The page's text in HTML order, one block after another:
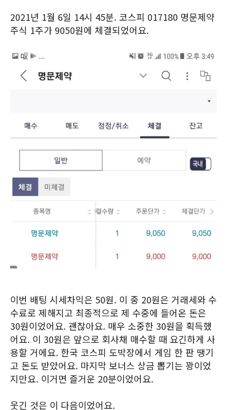
2021년 1월 6일 14시 45분. 코스피 017180 명문제약
주식 1주가 9050원에 체결되었어요.
이번 배팅 시세차익은 50원. 이 중 20원은 거래세와 수
수료로 제해지고 최종적으로 제 수중에 들어온 돈은
30원이었어요. 괜찮아요. 매우 소중한 30원을 획득했
어요. 이 30원은 앞으로 회사채 매수할 때 요긴하게 사
용할 거에요. 한국 코스피 도박장에서 게임 한 판 땡기
고 돈도 받았어요. 마지막 보너스 상금 뽑기는 꽝이었
지만요. 이거면 즐거운 20분이었어요.
웃긴 것은 이 다음이었어요.